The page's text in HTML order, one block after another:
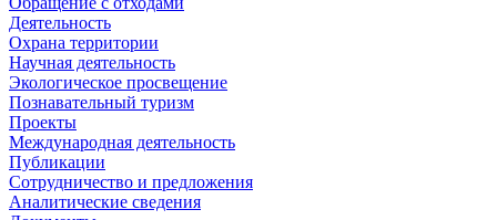
Деятельность
Охрана территории
Научная деятельность
Экологическое просвещение
Познавательный туризм
Проекты
Международная деятельность
Публикации
Сотрудничество и предложения
Аналитические сведения